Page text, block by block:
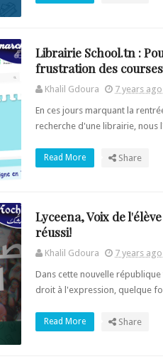
Librairie School.tn :
frustration des
Khalil Gdoura
7 years ago
En ces jours marquant la
recherche d'une librairie, nous
Read More Share
Lyceena, Voix de
réussi!
Khalil Gdoura
7 years ago
Dans cette nouvelle
droit à l'expression, quelque
Read More Share